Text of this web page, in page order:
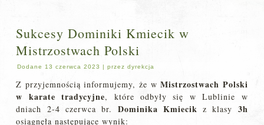
Sukcesy Dominiki Kmiecik w
Mistrzostwach Polski
Dodane 13 czerwca 2023 |przez dyrekcja
Z przyjemnością informujemy, że wMistrzostwach Polski
w karate tradycyjne, które odbyły się w Lublinie w
dniach 2-4 czerwca br. Dominika Kmiecik z klasy 3h
osiągnęła następujące wynik: